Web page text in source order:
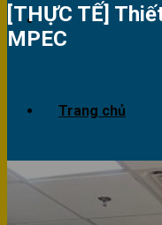
Trang chủ
[THỰC TẾ]
MPEC